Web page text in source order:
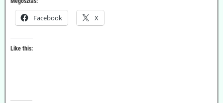
Facebook X
Like this: